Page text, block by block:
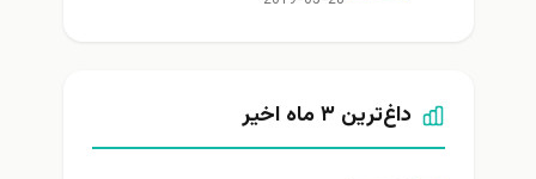
داغ‌ترین ۳ ماه اخیر